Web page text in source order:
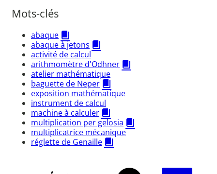
Mots-clés
abaque
abaque à jetons
activité de calcul
arithmomètre d'Odhner
atelier mathématique
baguette de Neper
exposition mathématique
instrument de calcul
machine à calculer
multiplication per gelosia
multiplicatrice mécanique
réglette de Genaille